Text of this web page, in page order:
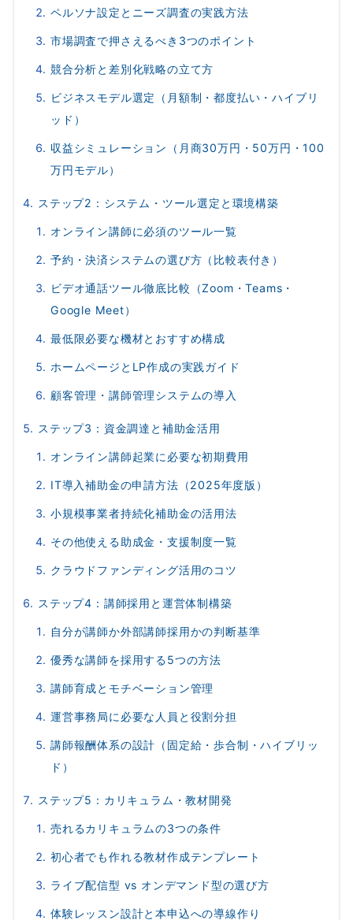
ペルソナ設定とニーズ調査の実践方法
市場調査で押さえるべき3つのポイント
競合分析と差別化戦略の立て方
ビジネスモデル選定（月額制・都度払い・ハイブリ
ッド）
収益シミュレーション（月商30万円・50万円・100
万円モデル）
ステップ2：システム・ツール選定と環境構築
オンライン講師に必須のツール一覧
予約・決済システムの選び方（比較表付き）
ビデオ通話ツール徹底比較（Zoom・Teams・
Google Meet）
最低限必要な機材とおすすめ構成
ホームページとLP作成の実践ガイド
顧客管理・講師管理システムの導入
ステップ3：資金調達と補助金活用
オンライン講師起業に必要な初期費用
IT導入補助金の申請方法（2025年度版）
小規模事業者持続化補助金の活用法
その他使える助成金・支援制度一覧
クラウドファンディング活用のコツ
ステップ4：講師採用と運営体制構築
自分が講師か外部講師採用かの判断基準
優秀な講師を採用する5つの方法
講師育成とモチベーション管理
運営事務局に必要な人員と役割分担
講師報酬体系の設計（固定給・歩合制・ハイブリッ
ド）
ステップ5：カリキュラム・教材開発
売れるカリキュラムの3つの条件
初心者でも作れる教材作成テンプレート
ライブ配信型 vs オンデマンド型の選び方
体験レッスン設計と本申込への導線作り